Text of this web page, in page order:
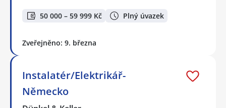
50 000 – 59 999 Kč Plný úvazek
Zveřejněno: 9. března
Instalatér/Elektrikář-
Německo